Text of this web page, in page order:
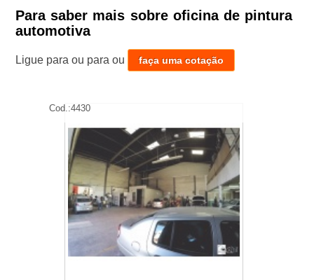
Para saber mais sobre oficina de pintura
automotiva
Ligue para ou para ou faça uma cotação
Cod.:4430